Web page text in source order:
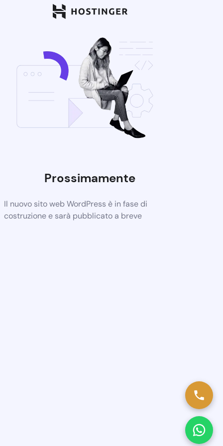
Prossimamente
Il nuovo sito web WordPress è in fase di
costruzione e sarà pubblicato a breve